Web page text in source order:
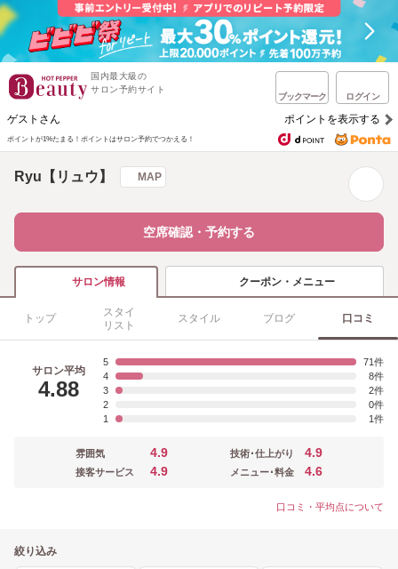
国内最大級の
サロン予約サイト
ブックマーク ログイン
ゲストさん ポイントを表示する
ポイントが1%たまる！ ポイントはサロン予約でつかえる！
Ryu【リュウ】 MAP
空席確認・予約する
サロン情報 クーポン・メニュー
トップ
スタイ
リスト
スタイル ブログ 口コミ
サロン平均
4.88
5
71
4
8
3
2
2
0
1
1
雰囲気 4.9
接客サービス 4.9
技術･仕上がり 4.9
メニュー･料金 4.6
口コミ・平均点について
絞り込み